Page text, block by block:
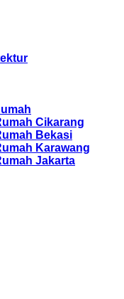
Cikarang
Bekasi
Karawang
Jakarta